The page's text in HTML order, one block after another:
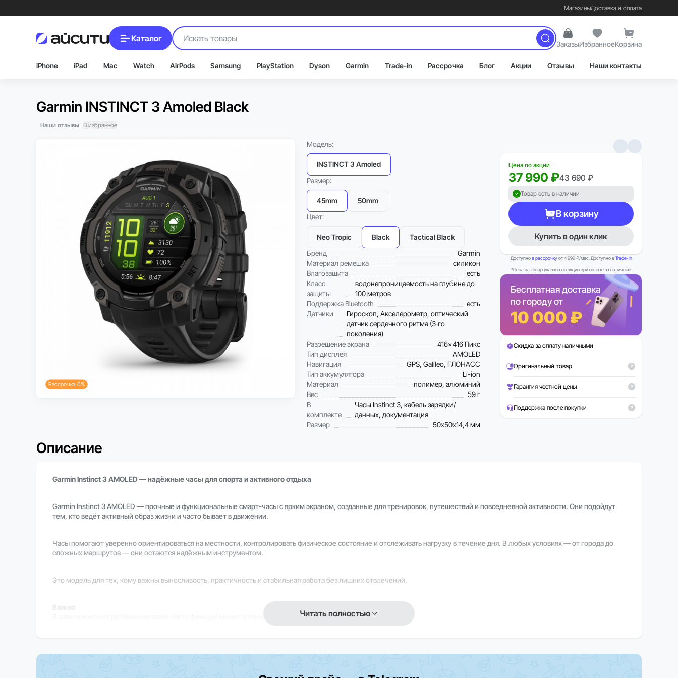
МагазиныДоставка и оплата
Каталог
ЗаказыИзбранноеКорзина
iPhone iPad Mac Watch AirPods Samsung PlayStation Dyson Garmin Trade-in Рассрочка Блог Акции Отзывы Наши контакты
Garmin INSTINCT 3 Amoled Black
Наши отзывы В избранное
Рассрочка 0%
Модель:
INSTINCT 3 Amoled
Размер:
45mm
50mm
Цвет:
Neo Tropic Black
Tactical Black
Бренд
Garmin
Материал ремешка
силикон
Влагозащита
есть
Класс
защиты
водонепроницаемость на глубине до
100 метров
Поддержка Bluetooth
есть
Датчики
Гироскоп, Акселерометр, оптический
датчик сердечного ритма (3‑го
поколения)
Разрешение экрана
416x416 Пикс
Тип дисплея
AMOLED
Навигация
GPS, Galileo, ГЛОНАСС
Тип аккумулятора
Li-ion
Материал
полимер, алюминий
Вес
59 г
В
комплекте
Часы Instinct 3, кабель зарядки/
данных, документация
Размер
50х50х14,4 мм
Цена по акции
37 990 ₽43 690 ₽
Товар есть в наличии
В корзину
Купить в один клик
Доступнов рассрочкуот 4 999 ₽/мес. Доступно вTrade-in
*Цена на товар указана по акции при оплате за наличные
Бесплатная доставка
по городу от
10 000 ₽
Скидка за оплату наличными
Оригинальный товар
Гарантия честной цены
Поддержка после покупки
Описание
Garmin Instinct 3 AMOLED — надёжные часы для спорта и активного отдыха
Garmin Instinct 3 AMOLED — прочные и функциональные смарт-часы с ярким экраном, созданные для тренировок, путешествий и повседневной активности. Они подойдут
тем, кто ведёт активный образ жизни и часто бывает в движении.
Часы помогают уверенно ориентироваться на местности, контролировать физическое состояние и отслеживать нагрузку в течение дня. В любых условиях — от города до
сложных маршрутов — они остаются надёжным инструментом.
Это модель для тех, кому важны выносливость, практичность и стабильная работа без лишних отвлечений.
Важно
В зависимости от региона поставки часть функций может отличаться или быть недоступна.
Оформите заказ на Garmin Instinct 3 AMOLED уже сегодня и получите надёжные часы для спорта, путешествий и повседневной жизни.
Читать полностью